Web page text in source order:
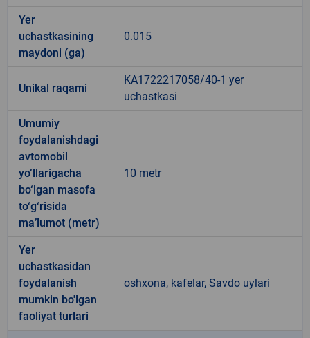
Yer
uchastkasining
maydoni (ga)
0.015
Unikal raqami
KA1722217058/40-1 yer
uchastkasi
Umumiy
foydalanishdagi
avtomobil
yo‘llarigacha
bo‘lgan masofa
to‘g‘risida
ma’lumot (metr)
10 metr
Yer
uchastkasidan
foydalanish
mumkin bo'lgan
faoliyat turlari
oshxona, kafelar, Savdo uylari